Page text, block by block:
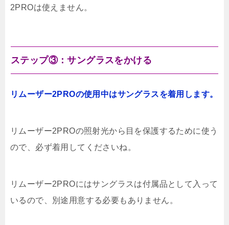
2PROは使えません。
ステップ③：サングラスをかける
リムーザー2PROの使用中はサングラスを着用します。
リムーザー2PROの照射光から目を保護するために使う
ので、必ず着用してくださいね。
リムーザー2PROにはサングラスは付属品として入って
いるので、別途用意する必要もありません。